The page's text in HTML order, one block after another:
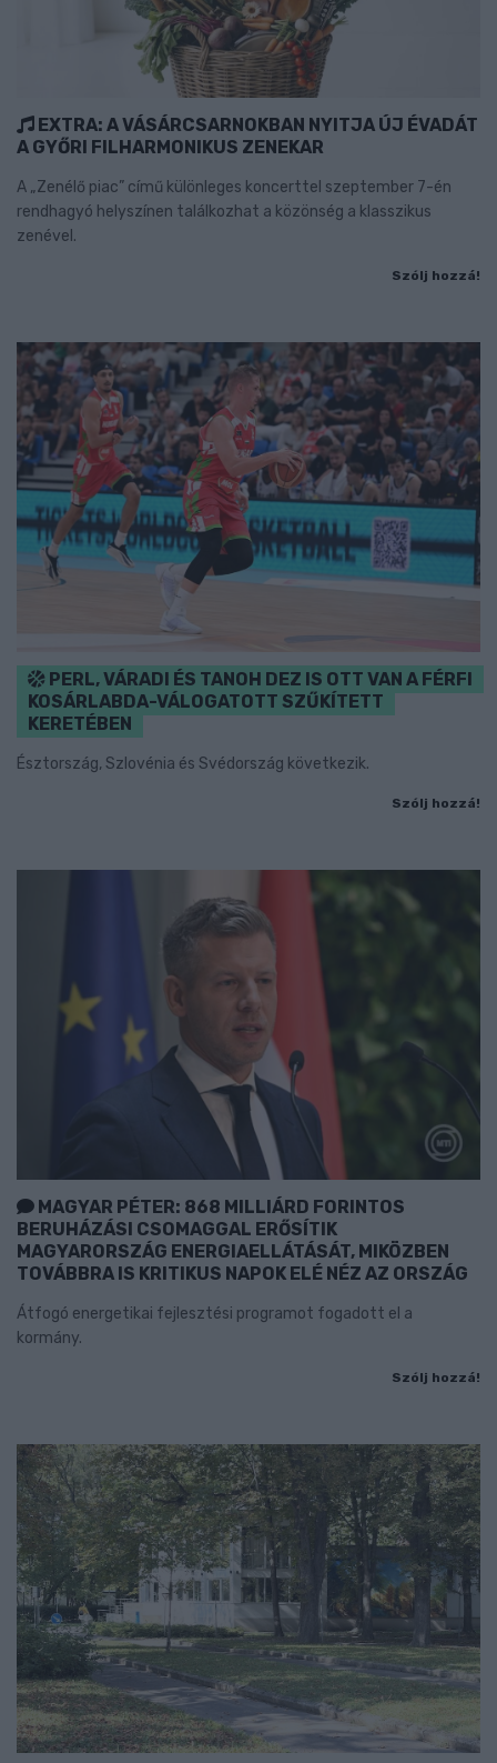
EXTRA: A VÁSÁRCSARNOKBAN NYITJA ÚJ ÉVADÁT
A GYŐRI FILHARMONIKUS ZENEKAR
A „Zenélő piac” című különleges koncerttel szeptember 7-én
rendhagyó helyszínen találkozhat a közönség a klasszikus
zenével.
Szólj hozzá!
PERL, VÁRADI ÉS TANOH DEZ IS OTT VAN A FÉRFI
KOSÁRLABDA-VÁLOGATOTT SZŰKÍTETT
KERETÉBEN
Észtország, Szlovénia és Svédország következik.
Szólj hozzá!
MAGYAR PÉTER: 868 MILLIÁRD FORINTOS
BERUHÁZÁSI CSOMAGGAL ERŐSÍTIK
MAGYARORSZÁG ENERGIAELLÁTÁSÁT, MIKÖZBEN
TOVÁBBRA IS KRITIKUS NAPOK ELÉ NÉZ AZ ORSZÁG
Átfogó energetikai fejlesztési programot fogadott el a
kormány.
Szólj hozzá!